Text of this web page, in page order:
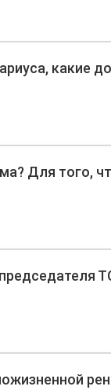
какие
Для того,